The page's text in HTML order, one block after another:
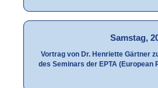
Samstag,
Vortrag von Dr. Henriette Gärtner
des Seminars der EPTA (European